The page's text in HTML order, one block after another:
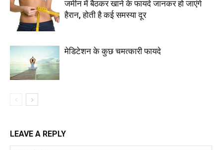
जमीन में बैठकर खाने के फायदे जानकर हो जाएंगे
हैरान, होती है कई समस्या दूर
मेडिटेशन के कुछ चमत्कारी फायदे
LEAVE A REPLY